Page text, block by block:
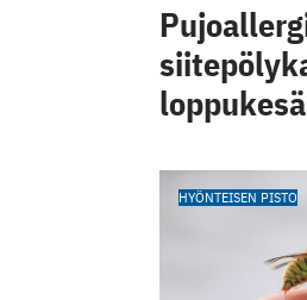
HYÖNTEISEN PISTO